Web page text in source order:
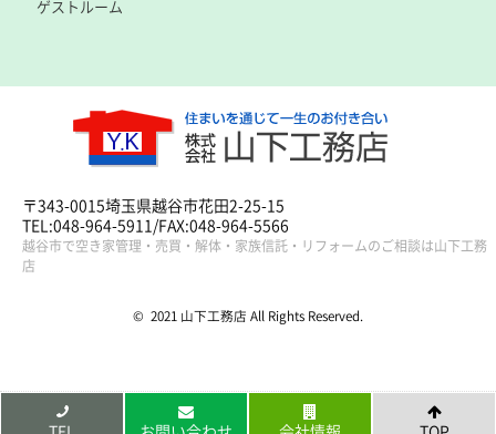
ゲストルーム
〒343-0015埼玉県越谷市花田2-25-15
TEL:048-964-5911/FAX:048-964-5566
越谷市で空き家管理・売買・解体・家族信託・リフォームのご相談は山下工務
店
© 2021 山下工務店 All Rights Reserved.